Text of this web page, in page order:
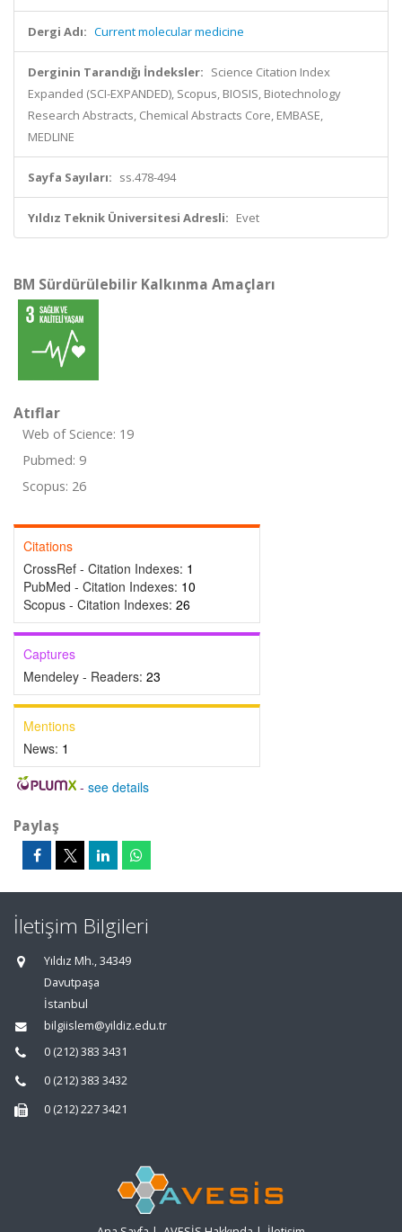
Dergi Adı: Current molecular medicine
Derginin Tarandığı İndeksler: Science Citation Index
Expanded (SCI-EXPANDED), Scopus, BIOSIS, Biotechnology
Research Abstracts, Chemical Abstracts Core, EMBASE,
MEDLINE
Sayfa Sayıları: ss.478-494
Yıldız Teknik Üniversitesi Adresli: Evet
BM Sürdürülebilir Kalkınma Amaçları
Atıflar
Web of Science: 19
Pubmed: 9
Scopus: 26
Citations
CrossRef - Citation Indexes: 1
PubMed - Citation Indexes: 10
Scopus - Citation Indexes: 26
Captures
Mendeley - Readers: 23
Mentions
News: 1
- see details
Paylaş
İletişim Bilgileri
Yıldız Mh., 34349
Davutpaşa
İstanbul
bilgiislem@yildiz.edu.tr
0 (212) 383 3431
0 (212) 383 3432
0 (212) 227 3421